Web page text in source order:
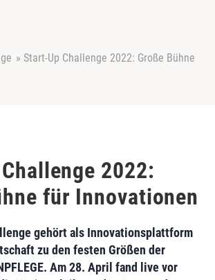
» Start-Up Challenge 2022: Große Bühne
2022:
für Innovationen
gehört als Innovationsplattform
zu den festen Größen der
Am 28. April fand live vor